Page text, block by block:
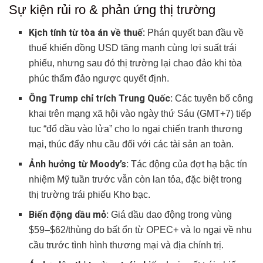
Sự kiện rủi ro & phản ứng thị trường
Kịch tính từ tòa án về thuế: Phán quyết ban đầu về
thuế khiến đồng USD tăng mạnh cùng lợi suất trái
phiếu, nhưng sau đó thị trường lại chao đảo khi tòa
phúc thẩm đảo ngược quyết định.
Ông Trump chỉ trích Trung Quốc: Các tuyên bố công
khai trên mạng xã hội vào ngày thứ Sáu (GMT+7) tiếp
tục “đổ dầu vào lửa” cho lo ngại chiến tranh thương
mại, thúc đẩy nhu cầu đối với các tài sản an toàn.
Ảnh hưởng từ Moody’s: Tác động của đợt hạ bậc tín
nhiệm Mỹ tuần trước vẫn còn lan tỏa, đặc biệt trong
thị trường trái phiếu Kho bạc.
Biến động dầu mỏ: Giá dầu dao động trong vùng
$59–$62/thùng do bất ổn từ OPEC+ và lo ngại về nhu
cầu trước tình hình thương mại và địa chính trị.